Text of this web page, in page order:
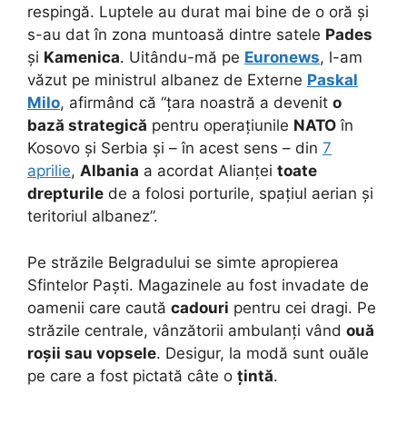
respingă. Luptele au durat mai bine de o oră și
s-au dat în zona muntoasă dintre satele Pades
și Kamenica. Uitându-mă pe Euronews, l-am
văzut pe ministrul albanez de Externe Paskal
Milo, afirmând că “țara noastră a devenit o
bază strategică pentru operațiunile NATO în
Kosovo și Serbia și – în acest sens – din 7
aprilie, Albania a acordat Alianței toate
drepturile de a folosi porturile, spațiul aerian și
teritoriul albanez”.
Pe străzile Belgradului se simte apropierea
Sfintelor Paști. Magazinele au fost invadate de
oamenii care caută cadouri pentru cei dragi. Pe
străzile centrale, vânzătorii ambulanți vând ouă
roșii sau vopsele. Desigur, la modă sunt ouăle
pe care a fost pictată câte o țintă.